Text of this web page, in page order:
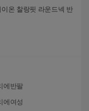
온 찰랑핏 라운드넥 반
에반팔
에여성